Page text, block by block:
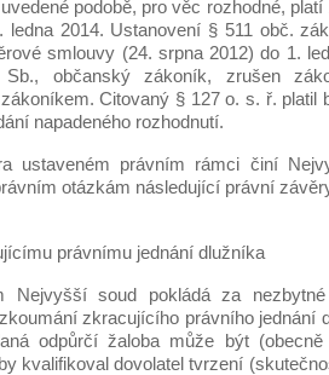
podobě, pro věc rozhodné,
ledna 2014. Ustanovení § 511 obč.
smlouvy (24. srpna 2012) do 1.
občanský zákoník, zrušen
Citovaný § 127 o. s. ř. platil
napadeného rozhodnutí.
ustaveném právním rámci činí
otázkám následující právní
právnímu jednání dlužníka
Nejvyšší soud pokládá za
zkracujícího právního jednání
odpůrčí žaloba může být
kvalifikoval dovolatel tvrzení